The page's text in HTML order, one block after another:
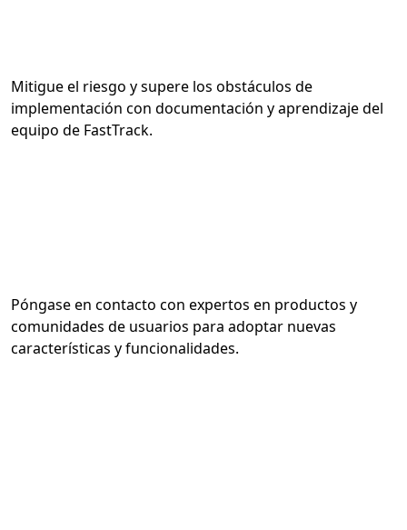
Mitigue el riesgo y supere los obstáculos de
implementación con documentación y aprendizaje del
equipo de FastTrack.
Póngase en contacto con expertos en productos y
comunidades de usuarios para adoptar nuevas
características y funcionalidades.